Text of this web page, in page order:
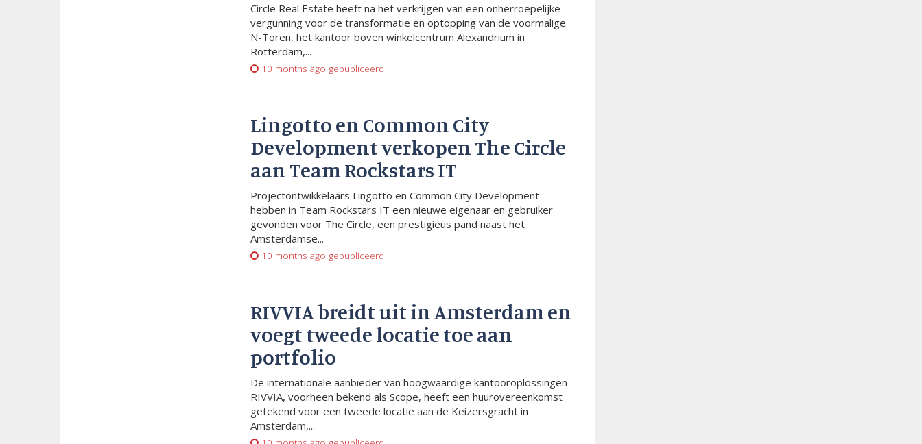
Circle Real Estate heeft na het verkrijgen van een onherroepelijke
vergunning voor de transformatie en optopping van de voormalige
N-Toren, het kantoor boven winkelcentrum Alexandrium in
Rotterdam,...
10 months ago gepubliceerd
Lingotto en Common City
Development verkopen The Circle
aan Team Rockstars IT
Projectontwikkelaars Lingotto en Common City Development
hebben in Team Rockstars IT een nieuwe eigenaar en gebruiker
gevonden voor The Circle, een prestigieus pand naast het
Amsterdamse...
10 months ago gepubliceerd
RIVVIA breidt uit in Amsterdam en
voegt tweede locatie toe aan
portfolio
De internationale aanbieder van hoogwaardige kantooroplossingen
RIVVIA, voorheen bekend als Scope, heeft een huurovereenkomst
getekend voor een tweede locatie aan de Keizersgracht in
Amsterdam,...